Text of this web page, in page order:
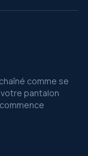
comme se
pantalon